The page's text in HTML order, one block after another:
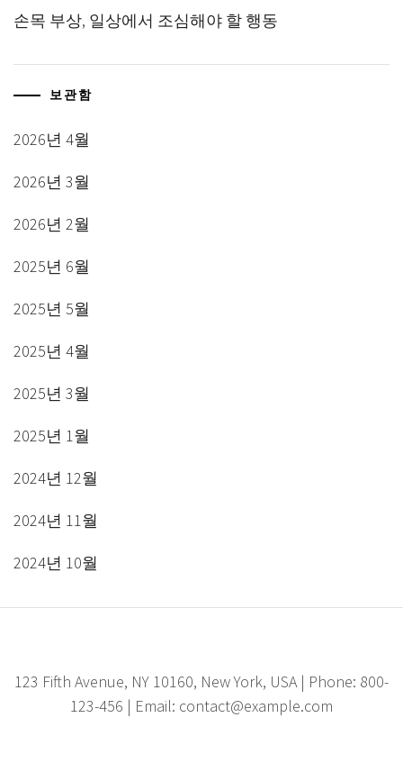
손목 부상, 일상에서 조심해야 할 행동
보관함
2026년 4월
2026년 3월
2026년 2월
2025년 6월
2025년 5월
2025년 4월
2025년 3월
2025년 1월
2024년 12월
2024년 11월
2024년 10월
123 Fifth Avenue, NY 10160, New York, USA | Phone: 800-
123-456 | Email: contact@example.com